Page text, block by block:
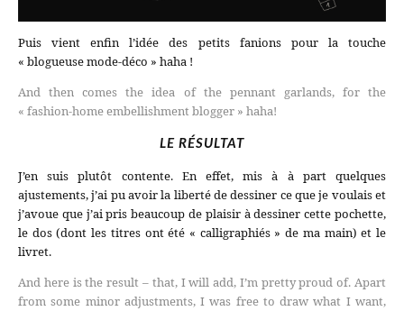
Puis vient enfin l’idée des petits fanions pour la touche
« blogueuse mode-déco » haha !
And then comes the idea of the pennant garlands, for the
« fashion-home embellishment blogger » haha!
LE RÉSULTAT
J’en suis plutôt contente. En effet, mis à à part quelques
ajustements, j’ai pu avoir la liberté de dessiner ce que je voulais et
j’avoue que j’ai pris beaucoup de plaisir à dessiner cette pochette,
le dos (dont les titres ont été « calligraphiés » de ma main) et le
livret.
And here is the result – that, I will add, I’m pretty proud of. Apart
from some minor adjustments, I was free to draw what I want,